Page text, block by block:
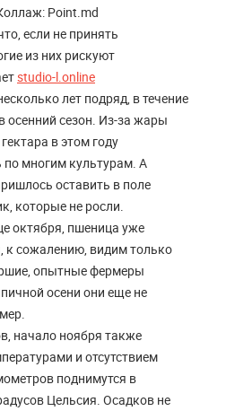
Point.md
если не принять
из них рискуют
studio-l.online
лет подряд, в течение
осенний сезон. Из-за жары
в этом году
по многим культурам. А
оставить в поле
которые не росли.
октября, пшеница уже
к сожалению, видим только
опытные фермеры
осени они еще не
начало ноября также
и отсутствием
поднимутся в
Цельсия. Осадков не